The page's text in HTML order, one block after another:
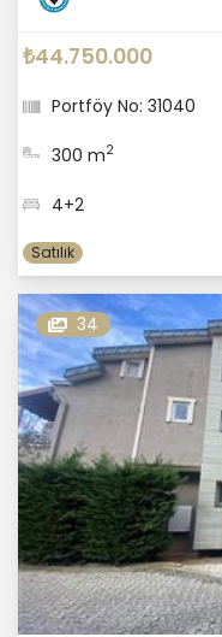
₺44.750.000
Portföy No: 31040
300 m2
4+2
Satılık
34